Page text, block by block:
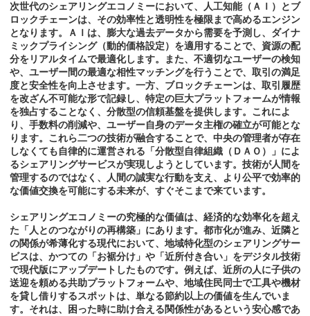
次世代のシェアリングエコノミーにおいて、人工知能（ＡＩ）とブ
ロックチェーンは、その効率性と透明性を極限まで高めるエンジン
となります。ＡＩは、膨大な過去データから需要を予測し、ダイナ
ミックプライシング（動的価格設定）を適用することで、資源の配
分をリアルタイムで最適化します。また、不適切なユーザーの検知
や、ユーザー間の最適な相性マッチングを行うことで、取引の満足
度と安全性を向上させます。一方、ブロックチェーンは、取引履歴
を改ざん不可能な形で記録し、特定の巨大プラットフォームが情報
を独占することなく、分散型の信頼基盤を提供します。これによ
り、手数料の削減や、ユーザー自身のデータ主権の確立が可能とな
ります。これら二つの技術が融合することで、中央の管理者が存在
しなくても自律的に運営される「分散型自律組織（ＤＡＯ）」によ
るシェアリングサービスが実現しようとしています。技術が人間を
管理するのではなく、人間の誠実な行動を支え、より公平で効率的
な価値交換を可能にする未来が、すぐそこまで来ています。
シェアリングエコノミーの究極的な価値は、経済的な効率化を超え
た「人とのつながりの再構築」にあります。都市化が進み、近隣と
の関係が希薄化する現代において、地域特化型のシェアリングサー
ビスは、かつての「お裾分け」や「近所付き合い」をデジタル技術
で現代版にアップデートしたものです。例えば、近所の人に子供の
送迎を頼める共助プラットフォームや、地域住民同士で工具や機材
を貸し借りするスポットは、単なる節約以上の価値を生んでいま
す。それは、困った時に助け合える関係性があるという安心感であ